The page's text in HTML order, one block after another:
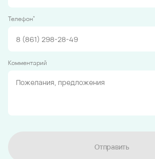
Телефон*
Комментарий
Отправить